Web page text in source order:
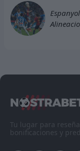
Tu lugar para
bonificaciones y